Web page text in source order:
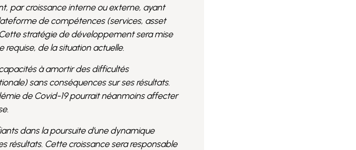
par croissance interne ou externe, ayant
de compétences (services, asset
stratégie de développement sera mise
de la situation actuelle.
à amortir des difficultés
sans conséquences sur ses résultats.
de Covid-19 pourrait néanmoins affecter
dans la poursuite d’une dynamique
résultats. Cette croissance sera responsable